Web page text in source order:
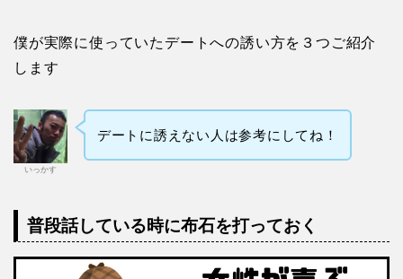
僕が実際に使っていたデートへの誘い方を３つご紹介
します
いっかす
デートに誘えない人は参考にしてね！
普段話している時に布石を打っておく